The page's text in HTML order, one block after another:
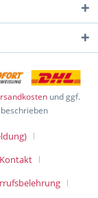
und ggf.
Kontakt